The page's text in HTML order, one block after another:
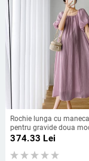
Rochie lunga cu
pentru gravide doua
374.33 Lei